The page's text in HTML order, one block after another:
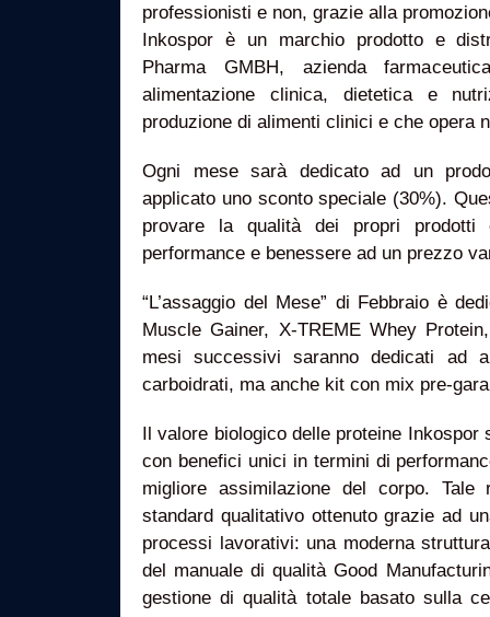
professionisti e non, grazie alla
Inkospor è un marchio prodotto e
Pharma GMBH, azienda
alimentazione clinica, dietetica e
produzione di alimenti clinici e che opera
Ogni mese sarà dedicato ad un
applicato uno sconto speciale (30%).
provare la qualità dei propri
performance e benessere ad un prezzo
“L’assaggio del Mese” di Febbraio è
Muscle Gainer, X-TREME Whey
mesi successivi saranno dedicati ad
carboidrati, ma anche kit con mix pre-
Il valore biologico delle proteine
con benefici unici in termini di
migliore assimilazione del corpo. Tale
standard qualitativo ottenuto grazie ad
processi lavorativi: una moderna
del manuale di qualità Good
gestione di qualità totale basato sulla